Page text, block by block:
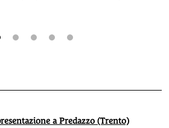
a Predazzo (Trento)